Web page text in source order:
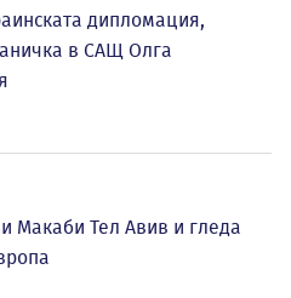
дипломация,
в САЩ Олга
Макаби Тел Авив и гледа